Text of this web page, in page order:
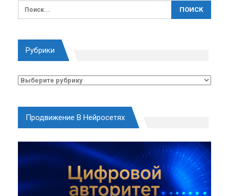
Рубрики
Рубрики
Продвижение В Нейросетях